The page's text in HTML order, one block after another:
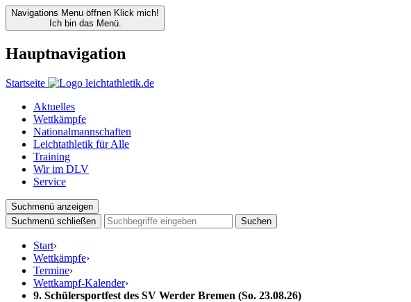
Navigations Menu öffnen Klick mich!
Ich bin das Menü.
Hauptnavigation
Startseite
Aktuelles
Wettkämpfe
Nationalmannschaften
Leichtathletik für Alle
Training
Wir im DLV
Service
Suchmenü anzeigen
Suchmenü schließen
Suchen
Start›
Wettkämpfe›
Termine›
Wettkampf-Kalender›
9. Schülersportfest des SV Werder Bremen (So. 23.08.26)